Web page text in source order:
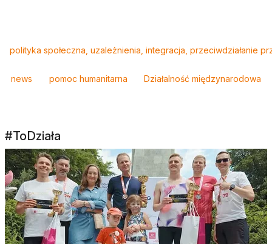
polityka społeczna, uzależnienia, integracja, przeciwdziałanie
news pomoc humanitarna Działalność międzynarodowa
#ToDziała